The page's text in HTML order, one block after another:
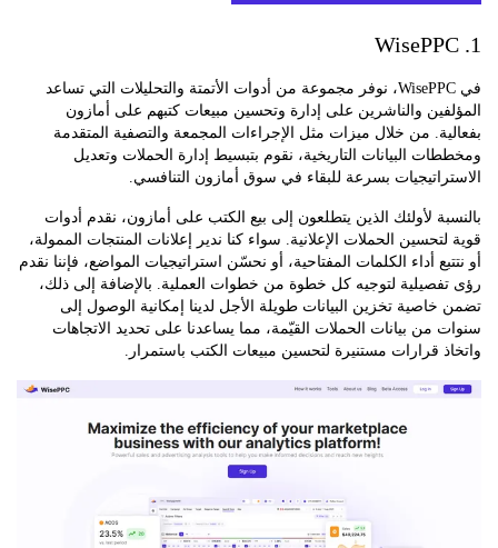
في WisePPC، نوفر مجموعة من أدوات الأتمتة والتحليلات التي تساعد
والناشرين على إدارة وتحسين مبيعات كتبهم على أمازون
من خلال ميزات مثل الإجراءات المجمعة والتصفية المتقدمة
البيانات التاريخية، نقوم بتبسيط إدارة الحملات وتعديل
بسرعة للبقاء في سوق أمازون التنافسي.
لأولئك الذين يتطلعون إلى بيع الكتب على أمازون، نقدم أدوات
الحملات الإعلانية. سواء كنا ندير إعلانات المنتجات الممولة،
أداء الكلمات المفتاحية، أو نحسّن استراتيجيات المواضع، فإننا نقدم
لتوجيه كل خطوة من خطوات العملية. بالإضافة إلى ذلك،
تخزين البيانات طويلة الأجل لدينا إمكانية الوصول إلى
من بيانات الحملات القيّمة، مما يساعدنا على تحديد الاتجاهات
قرارات مستنيرة لتحسين مبيعات الكتب باستمرار.